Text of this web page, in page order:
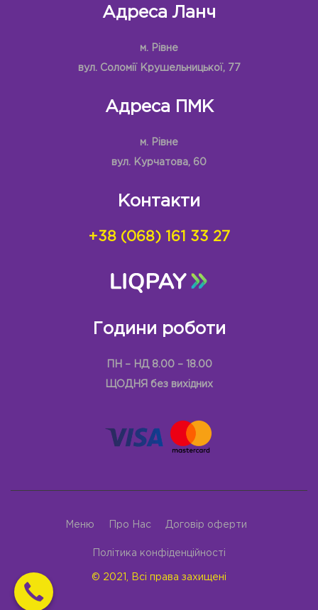
Адреса Ланч
м. Рівне
вул. Соломії Крушельницької, 77
Адреса ПМК
м. Рівне
вул. Курчатова, 60
Контакти
+38 (068) 161 33 27
Години роботи
ПН – НД 8.00 – 18.00
ЩОДНЯ без вихідних
Меню Про Нас Договір оферти
Політика конфіденційності
© 2021, Всі права захищені